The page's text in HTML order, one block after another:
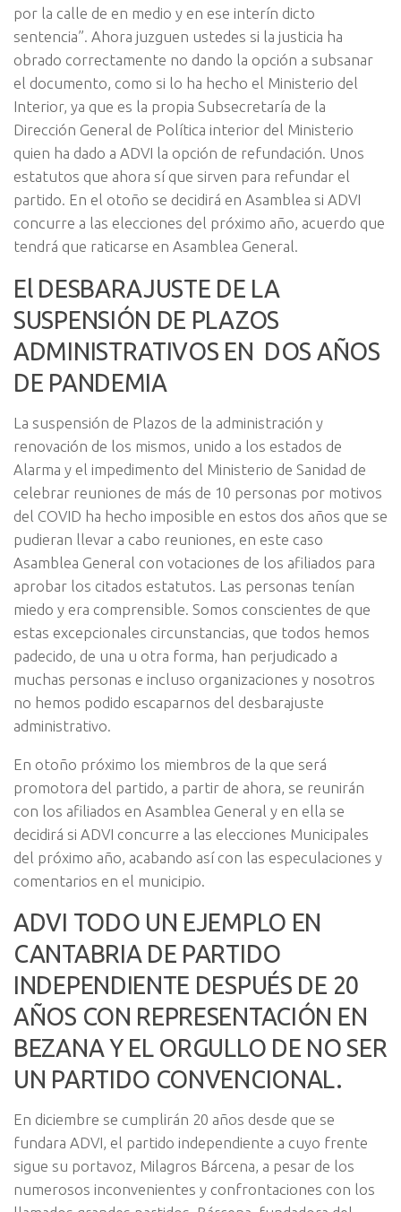
por la calle de en medio y en ese interín dicto
sentencia”. Ahora juzguen ustedes si la justicia ha
obrado correctamente no dando la opción a subsanar
el documento, como si lo ha hecho el Ministerio del
Interior, ya que es la propia Subsecretaría de la
Dirección General de Política interior del Ministerio
quien ha dado a ADVI la opción de refundación. Unos
estatutos que ahora sí que sirven para refundar el
partido. En el otoño se decidirá en Asamblea si ADVI
concurre a las elecciones del próximo año, acuerdo que
tendrá que raticarse en Asamblea General.
El DESBARAJUSTE DE LA
SUSPENSIÓN DE PLAZOS
ADMINISTRATIVOS EN DOS AÑOS
DE PANDEMIA
La suspensión de Plazos de la administración y
renovación de los mismos, unido a los estados de
Alarma y el impedimento del Ministerio de Sanidad de
celebrar reuniones de más de 10 personas por motivos
del COVID ha hecho imposible en estos dos años que se
pudieran llevar a cabo reuniones, en este caso
Asamblea General con votaciones de los afiliados para
aprobar los citados estatutos. Las personas tenían
miedo y era comprensible. Somos conscientes de que
estas excepcionales circunstancias, que todos hemos
padecido, de una u otra forma, han perjudicado a
muchas personas e incluso organizaciones y nosotros
no hemos podido escaparnos del desbarajuste
administrativo.
En otoño próximo los miembros de la que será
promotora del partido, a partir de ahora, se reunirán
con los afiliados en Asamblea General y en ella se
decidirá si ADVI concurre a las elecciones Municipales
del próximo año, acabando así con las especulaciones y
comentarios en el municipio.
ADVI TODO UN EJEMPLO EN
CANTABRIA DE PARTIDO
INDEPENDIENTE DESPUÉS DE 20
AÑOS CON REPRESENTACIÓN EN
BEZANA Y EL ORGULLO DE NO SER
UN PARTIDO CONVENCIONAL.
En diciembre se cumplirán 20 años desde que se
fundara ADVI, el partido independiente a cuyo frente
sigue su portavoz, Milagros Bárcena, a pesar de los
numerosos inconvenientes y confrontaciones con los